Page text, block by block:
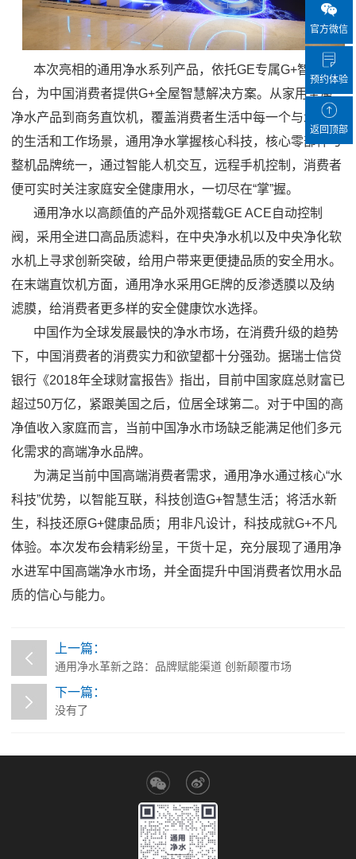
本次亮相的通用净水系列产品，依托GE专属G+智慧平
台，为中国消费者提供G+全屋智慧解决方案。从家用全屋
净水产品到商务直饮机，覆盖消费者生活中每一个与水相关
的生活和工作场景，通用净水掌握核心科技，核心零部件与
整机品牌统一，通过智能人机交互，远程手机控制，消费者
便可实时关注家庭安全健康用水，一切尽在“掌”握。
通用净水以高颜值的产品外观搭载GE ACE自动控制
阀，采用全进口高品质滤料，在中央净水机以及中央净化软
水机上寻求创新突破，给用户带来更便捷品质的安全用水。
在末端直饮机方面，通用净水采用GE牌的反渗透膜以及纳
滤膜，给消费者更多样的安全健康饮水选择。
中国作为全球发展最快的净水市场，在消费升级的趋势
下，中国消费者的消费实力和欲望都十分强劲。据瑞士信贷
银行《2018年全球财富报告》指出，目前中国家庭总财富已
超过50万亿，紧跟美国之后，位居全球第二。对于中国的高
净值收入家庭而言，当前中国净水市场缺乏能满足他们多元
化需求的高端净水品牌。
为满足当前中国高端消费者需求，通用净水通过核心“水
科技”优势，以智能互联，科技创造G+智慧生活；将活水新
生，科技还原G+健康品质；用非凡设计，科技成就G+不凡
体验。本次发布会精彩纷呈，干货十足，充分展现了通用净
水进军中国高端净水市场，并全面提升中国消费者饮用水品
质的信心与能力。
上一篇：
通用净水革新之路：品牌赋能渠道 创新颠覆市场
下一篇：
没有了
官方微信
预约体验
返回顶部